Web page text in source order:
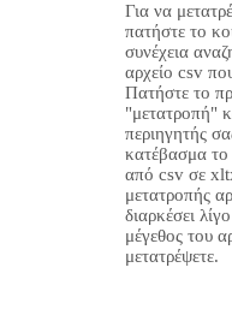
Για να
πατήστε το
συνέχεια
αρχείο csv
Πατήστε το
"μετατροπή"
περιηγητής
κατέβασμα το
από csv σε
μετατροπής
διαρκέσει
μέγεθος του
μετατρέψετε.